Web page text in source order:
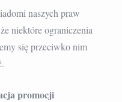
naszych praw
niektóre ograniczenia
się przeciwko nim
promocji